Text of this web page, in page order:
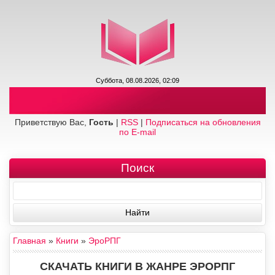
Суббота, 08.08.2026, 02:09
Приветствую Вас, Гость | RSS| Подписаться на обновления
по E-mail
Поиск
Главная » Книги » ЭроРПГ
СКАЧАТЬ КНИГИ В ЖАНРЕ ЭРОРПГ